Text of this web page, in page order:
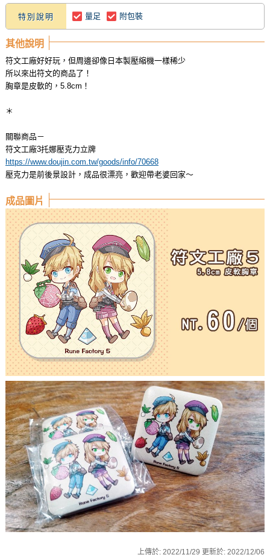
特別說明 量足 附包裝
其他說明
符文工廠好好玩，但周邊卻像日本製壓縮機一樣稀少
所以來出符文的商品了！
胸章是皮軟的，5.8cm！
＊
關聯商品－
符文工廠3托娜壓克力立牌
https://www.doujin.com.tw/goods/info/70668
壓克力是前後景設計，成品很漂亮，歡迎帶老婆回家～
成品圖片
上傳於:2022/11/29 更新於:2022/12/06